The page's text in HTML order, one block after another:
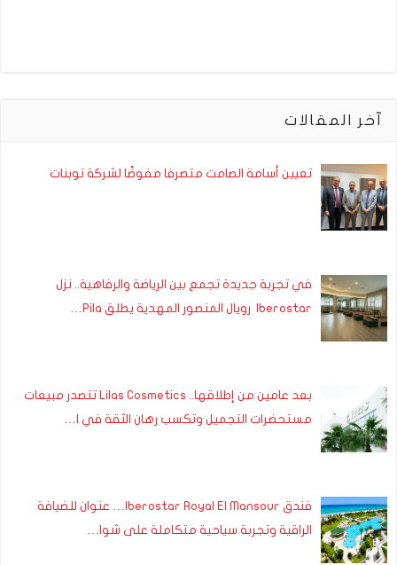
آخر المقالات
تعيين أسامة الصامت متصرفا مفوضًا لشركة توبنات
في تجربة جديدة تجمع بين الرياضة والرفاهية.. نزل
Iberostar رويال المنصور المهدية يطلق Pila…
بعد عامين من إطلاقها.. Lilas Cosmetics تتصدر مبيعات
مستحضرات التجميل وتكسب رهان الثقة في ا…
فندق Iberostar Royal El Mansour… عنوان للضيافة
الراقية وتجربة سياحية متكاملة على شوا…